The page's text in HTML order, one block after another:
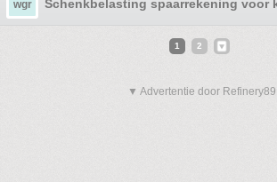
wgr Schenkbelasting spaarrekening voor
1 2
▼ Advertentie door Refinery89